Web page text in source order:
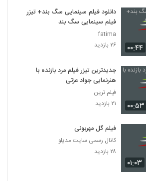
دانلود فیلم این زن ها ساخته عباس رزیجی
۳,۲۰۳ بازدید
دانلود فیلم ایرانی کلاغ پر
دانلود فیلم چراغی در مه به کارگردانی پناه بر خدا
دانلود فیلم بیتابی بیتا
۵,۸۵۷ بازدید
۰۰:۴۴
دانلود فیلم سینمایی سگ بند+ تیزر
فیلم سینمایی سگ بند
fatima
۲۶ بازدید
۰۰:۵۳
جدیدترین تیزر فیلم مرد بازنده با
هنرنمایی جواد عزتی
فیلم ترین
۲۱ بازدید
۰۱:۰۳
فیلم گل مهربونی
کانال رسمی سایت مدیلو
۲۸ بازدید